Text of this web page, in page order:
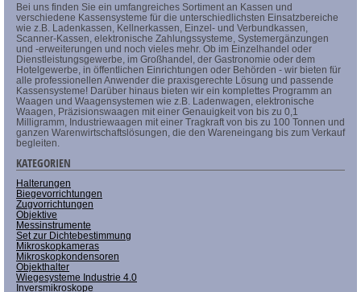
Bei uns finden Sie ein umfangreiches Sortiment an Kassen und
verschiedene Kassensysteme für die unterschiedlichsten Einsatzbereiche
wie z.B. Ladenkassen, Kellnerkassen, Einzel- und Verbundkassen,
Scanner-Kassen, elektronische Zahlungssysteme, Systemergänzungen
und -erweiterungen und noch vieles mehr. Ob im Einzelhandel oder
Dienstleistungsgewerbe, im Großhandel, der Gastronomie oder dem
Hotelgewerbe, in öffentlichen Einrichtungen oder Behörden - wir bieten für
alle professionellen Anwender die praxisgerechte Lösung und passende
Kassensysteme! Darüber hinaus bieten wir ein komplettes Programm an
Waagen und Waagensystemen wie z.B. Ladenwagen, elektronische
Waagen, Präzisionswaagen mit einer Genauigkeit von bis zu 0,1
Milligramm, Industriewaagen mit einer Tragkraft von bis zu 100 Tonnen und
ganzen Warenwirtschaftslösungen, die den Wareneingang bis zum Verkauf
begleiten.
KATEGORIEN
Halterungen
Biegevorrichtungen
Zugvorrichtungen
Objektive
Messinstrumente
Set zur Dichtebestimmung
Mikroskopkameras
Mikroskopkondensoren
Objekthalter
Wiegesysteme Industrie 4.0
Inversmikroskope